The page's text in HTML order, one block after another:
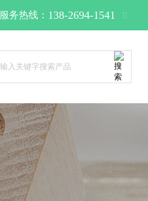
服务热线： 138-2694-1541